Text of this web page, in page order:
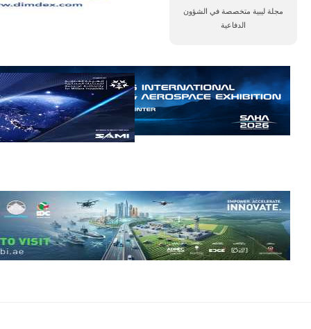
مجلة ليبية متخصصة في الشؤون
الدفاعية
مع تصاعد حدة
الحرب الجوية
الروسية في
مالي رُصدت
طائرة أوريون
بدون طيار فوق
فإن الجمع بين
قدرة طائرة
أوريون على
التحليق…
للمزيد